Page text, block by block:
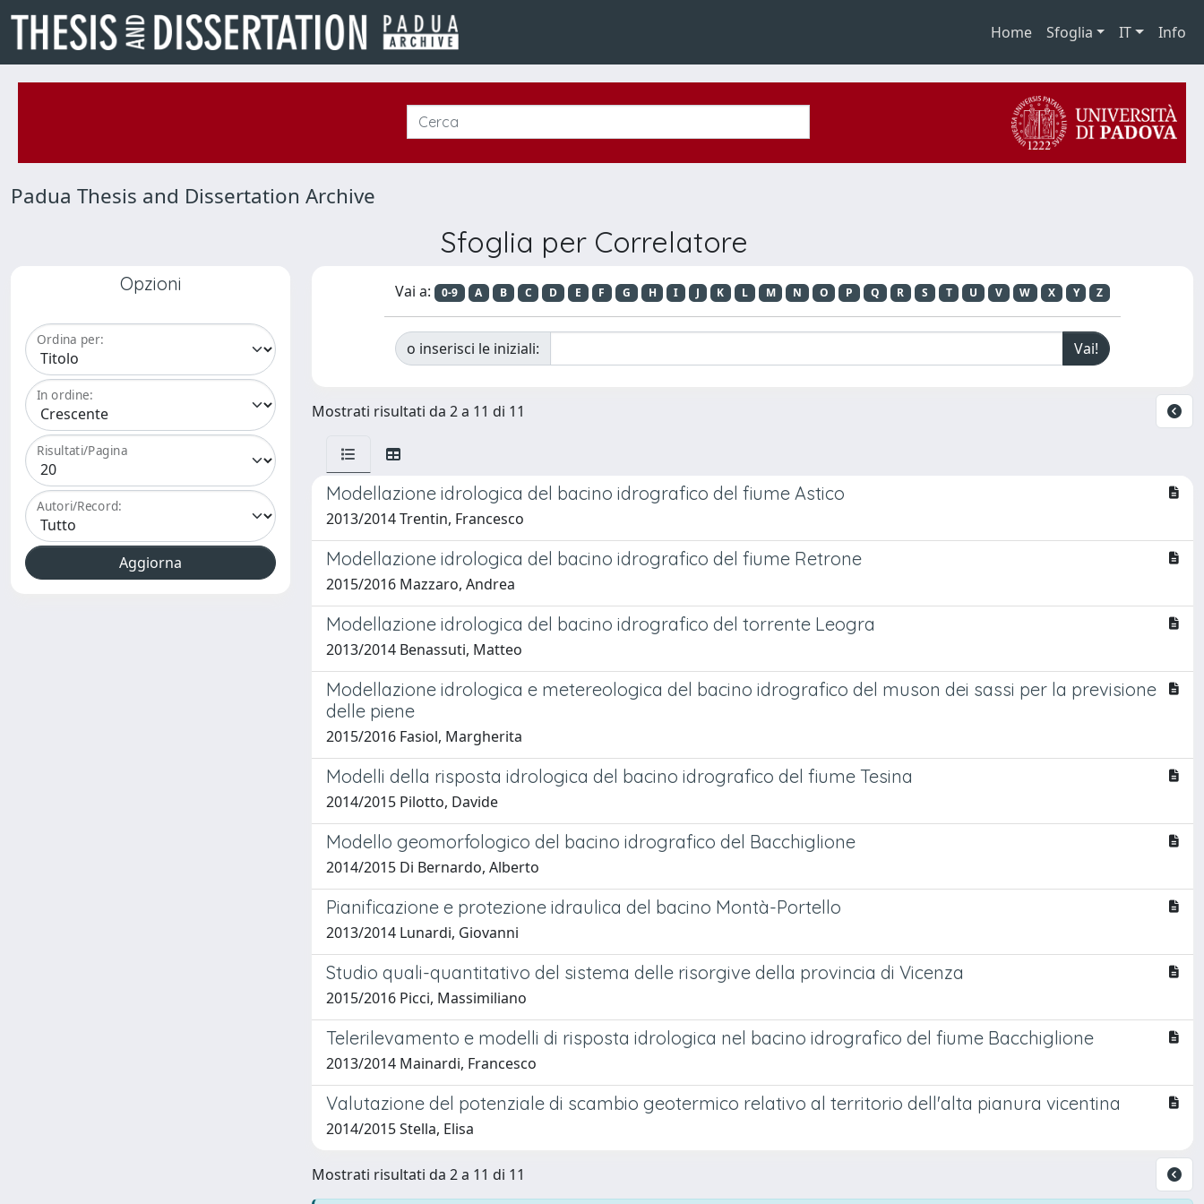
Home Sfoglia IT Info
Padua Thesis and Dissertation Archive
Sfoglia per Correlatore
Opzioni
Ordina per:
In ordine:
Risultati/Pagina
Autori/Record:
Vai a: 0-9 A B C D E F G H I J K L M N O P Q R S T U V W X Y Z
o inserisci le iniziali:
Mostrati risultati da 2 a 11 di 11
Modellazione idrologica del bacino idrografico del fiume Astico
2013/2014 Trentin, Francesco
Modellazione idrologica del bacino idrografico del fiume Retrone
2015/2016 Mazzaro, Andrea
Modellazione idrologica del bacino idrografico del torrente Leogra
2013/2014 Benassuti, Matteo
Modellazione idrologica e metereologica del bacino idrografico del muson dei sassi per la previsione
delle piene
2015/2016 Fasiol, Margherita
Modelli della risposta idrologica del bacino idrografico del fiume Tesina
2014/2015 Pilotto, Davide
Modello geomorfologico del bacino idrografico del Bacchiglione
2014/2015 Di Bernardo, Alberto
Pianificazione e protezione idraulica del bacino Montà-Portello
2013/2014 Lunardi, Giovanni
Studio quali-quantitativo del sistema delle risorgive della provincia di Vicenza
2015/2016 Picci, Massimiliano
Telerilevamento e modelli di risposta idrologica nel bacino idrografico del fiume Bacchiglione
2013/2014 Mainardi, Francesco
Valutazione del potenziale di scambio geotermico relativo al territorio dell'alta pianura vicentina
2014/2015 Stella, Elisa
Mostrati risultati da 2 a 11 di 11